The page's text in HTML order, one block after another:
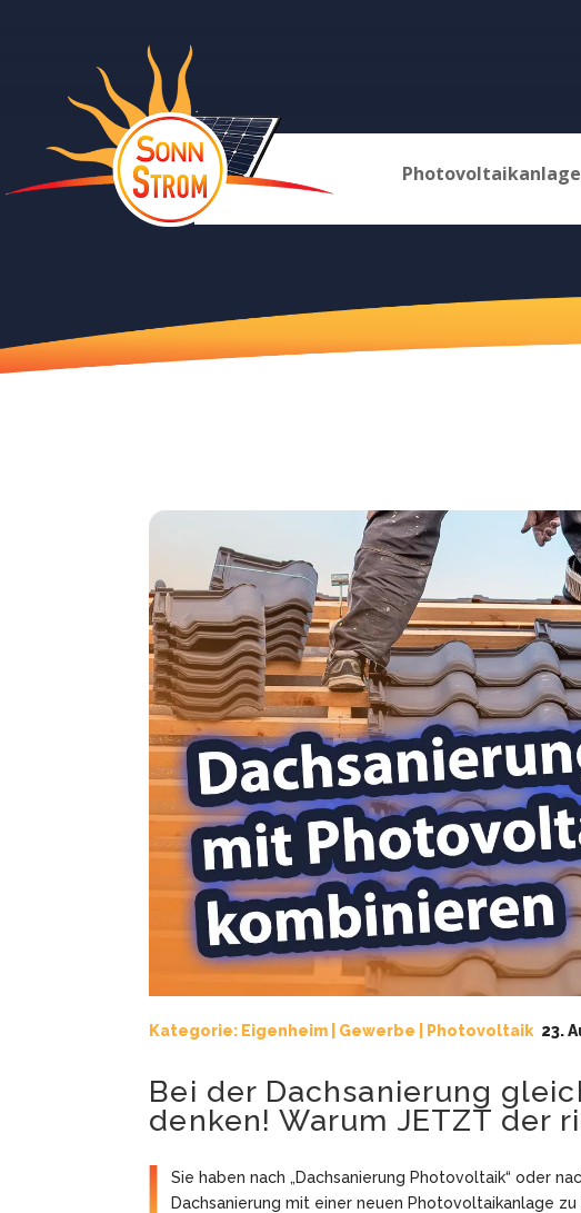
Kategorie: Eigenheim Gewerbe Photovoltaik 23.
Bei der Dachsanierung
denken! Warum JETZT der
Sie haben nach „Dachsanierung Photovoltaik“ oder
Dachsanierung mit einer neuen Photovoltaikanlage